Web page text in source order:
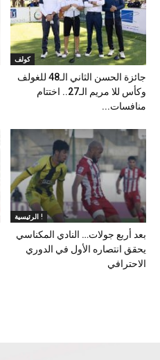
كولف
جائزة الحسن الثاني الـ48 للغولف
وكأس للا مريم الـ27.. اختتام
منافسات...
الرئيسية !
بعد أربع جولات… النادي المكناسي
يحقق انتصاره الأول في الدوري
الاحترافي